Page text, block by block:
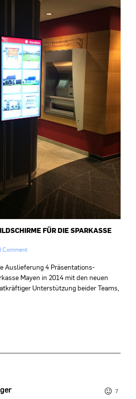
FÜR DIE SPARKASSE
Comment
Auslieferung 4 Präsentations-
Mayen in 2014 mit den neuen
Unterstützung beider Teams,
7